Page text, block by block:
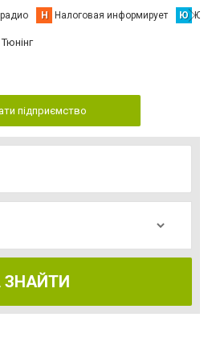
Н Налоговая информирует Ю
Тюнінг
підприємство
ЗНАЙТИ